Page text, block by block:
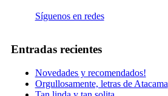
Síguenos en redes
Entradas recientes
Novedades y recomendados!
Orgullosamente, letras de Atacama